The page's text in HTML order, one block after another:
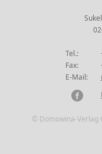
Tel.:
Fax:
E-Mail:
© Domowina-Verlag